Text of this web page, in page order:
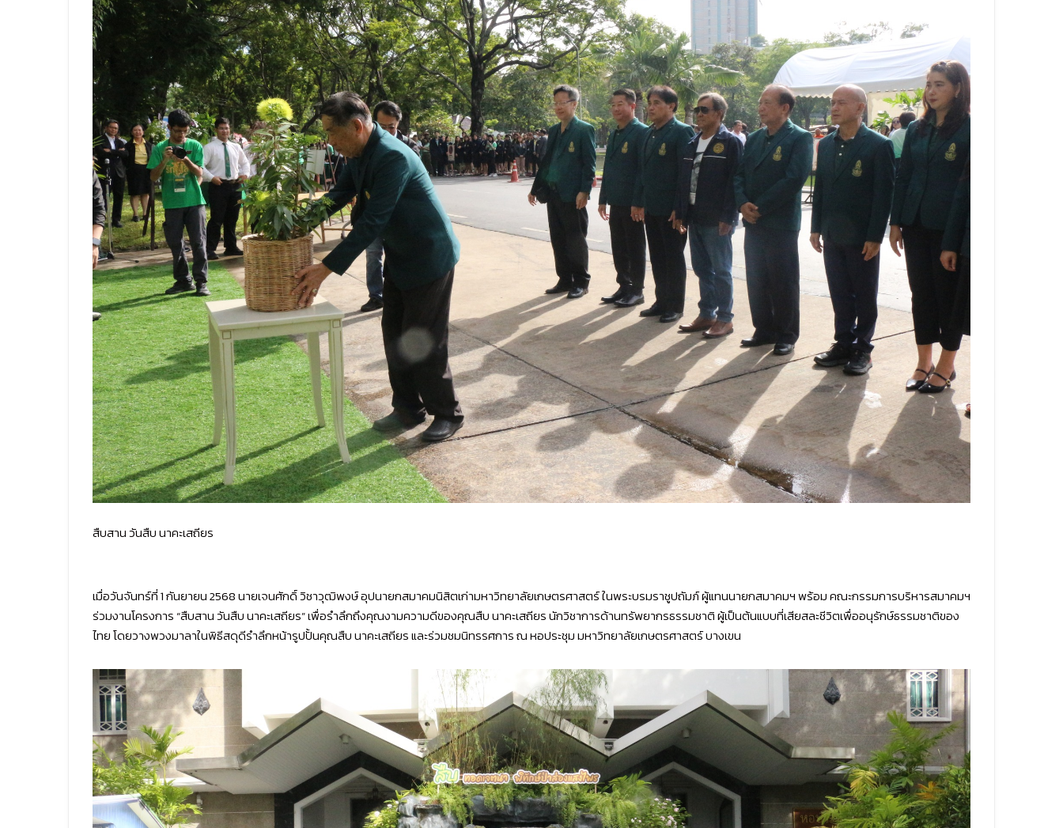
สืบสาน วันสืบ นาคะเสถียร
เมื่อวันจันทร์ที่ 1 กันยายน 2568 นายเจนศักดิ์ วิชาวุฒิพงษ์ อุปนายกสมาคมนิสิตเก่ามหาวิทยาลัยเกษตรศาสตร์ ในพระบรมราชูปถัมภ์ ผู้แทนนายกสมาคมฯ พร้อม คณะกรรมการบริหารสมาคมฯ
ร่วมงานโครงการ “สืบสาน วันสืบ นาคะเสถียร” เพื่อรำลึกถึงคุณงามความดีของคุณสืบ นาคะเสถียร นักวิชาการด้านทรัพยากรธรรมชาติ ผู้เป็นต้นแบบที่เสียสละชีวิตเพื่ออนุรักษ์ธรรมชาติของ
ไทย โดยวางพวงมาลาในพิธีสดุดีรำลึกหน้ารูปปั้นคุณสืบ นาคะเสถียร และร่วมชมนิทรรศการ ณ หอประชุม มหาวิทยาลัยเกษตรศาสตร์ บางเขน